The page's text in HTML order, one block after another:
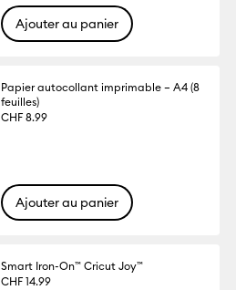
Ajouter au panier
Papier autocollant imprimable – A4 (8
feuilles)
CHF 8.99
Ajouter au panier
Smart Iron-On™ Cricut Joy™
CHF 14.99